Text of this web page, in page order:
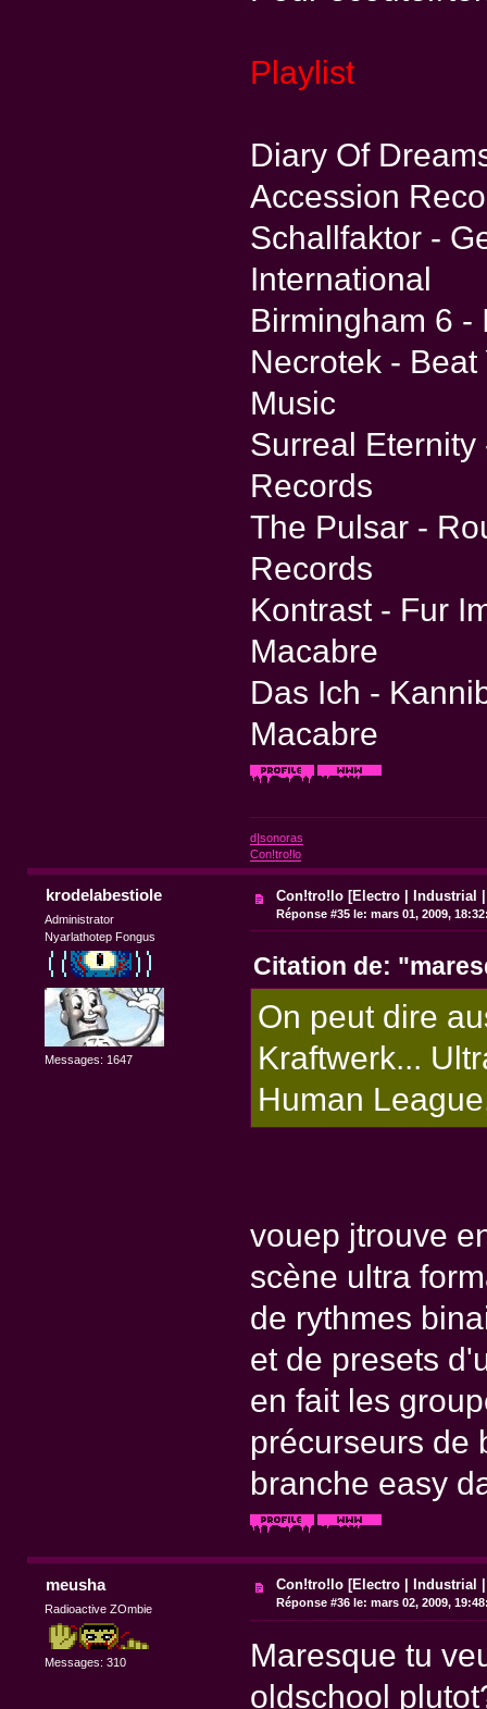
Playlist
Diary Of
Accession
Schallfaktor -
International
Birmingham 6 -
Necrotek -
Music
Surreal
Records
The Pulsar -
Records
Kontrast - Fur
Macabre
Das Ich -
Macabre
d|sonoras
Con!tro!lo
krodelabestiole
Administrator
Nyarlathotep Fongus
Messages: 1647
Con!tro!lo [Electro | Industrial
Réponse #35 le: mars 01, 2009,
Citation de:
On peut dire
Kraftwerk...
Human
vouep jtrouve
scène ultra
de rythmes
et de presets
en fait les
précurseurs de
branche easy
meusha
Radioactive ZOmbie
Messages: 310
Con!tro!lo [Electro | Industrial
Réponse #36 le: mars 02, 2009,
Maresque tu
oldschool